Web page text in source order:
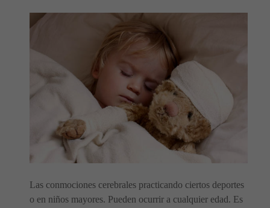
Las conmociones cerebrales practicando ciertos deportes
o en niños mayores. Pueden ocurrir a cualquier edad. Es